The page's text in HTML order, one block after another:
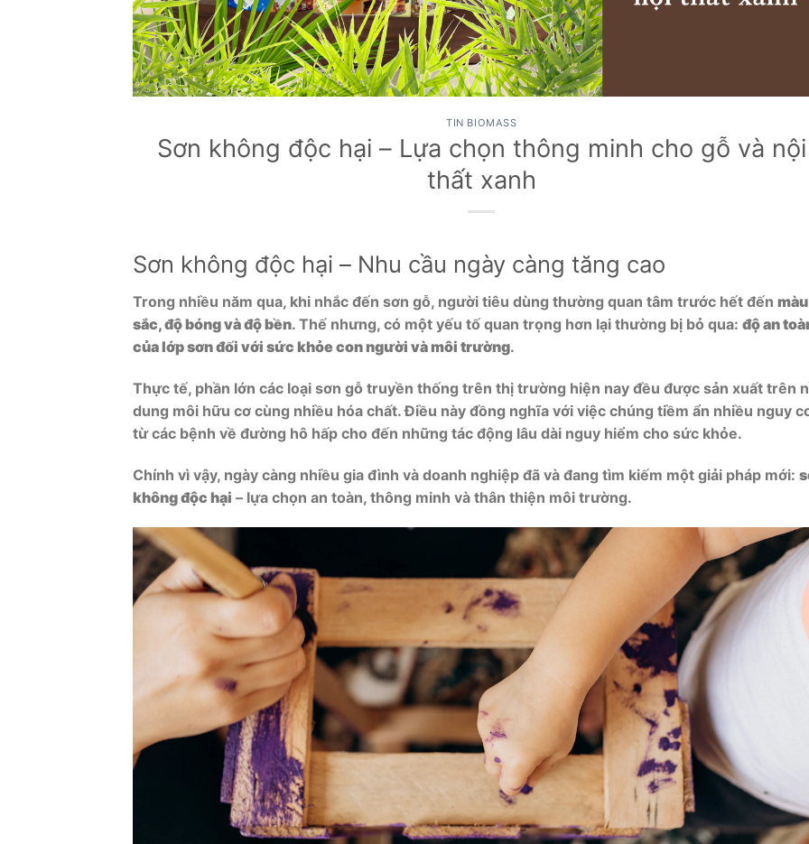
TIN BIOMASS
Sơn không độc hại – Lựa chọn thông minh cho gỗ và nội
thất xanh
Sơn không độc hại – Nhu cầu ngày càng tăng cao
Trong nhiều năm qua, khi nhắc đến sơn gỗ, người tiêu dùng thường quan tâm trước hết đến màu
sắc, độ bóng và độ bền. Thế nhưng, có một yếu tố quan trọng hơn lại thường bị bỏ qua: độ an
của lớp sơn đối với sức khỏe con người và môi trường.
Thực tế, phần lớn các loại sơn gỗ truyền thống trên thị trường hiện nay đều được sản xuất trên
dung môi hữu cơ cùng nhiều hóa chất. Điều này đồng nghĩa với việc chúng tiềm ẩn nhiều nguy
từ các bệnh về đường hô hấp cho đến những tác động lâu dài nguy hiểm cho sức khỏe.
Chính vì vậy, ngày càng nhiều gia đình và doanh nghiệp đã và đang tìm kiếm một giải pháp mới:
không độc hại – lựa chọn an toàn, thông minh và thân thiện môi trường.